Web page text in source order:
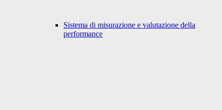
Sistema di misurazione e valutazione della
performance